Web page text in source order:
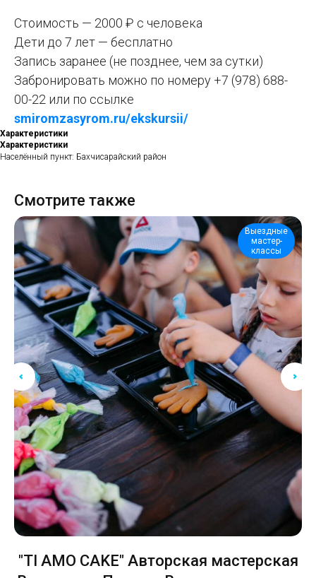
Стоимость — 2000 ₽ с человека
Дети до 7 лет — бесплатно
Запись заранее (не позднее, чем за сутки)
Забронировать можно по номеру +7 (978) 688-
00-22 или по ссылке
smiromzasyrom.ru/ekskursii/
Характеристики
Характеристики
Населённый пункт: Бахчисарайский район
Смотрите также
Выездные
мастер-
классы
"TI AMO CAKE" Авторская мастерская